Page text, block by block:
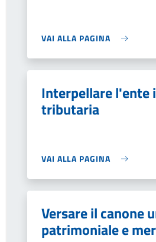
VAI ALLA PAGINA
Interpellare l'ente
tributaria
VAI ALLA PAGINA
Versare il canone
patrimoniale e